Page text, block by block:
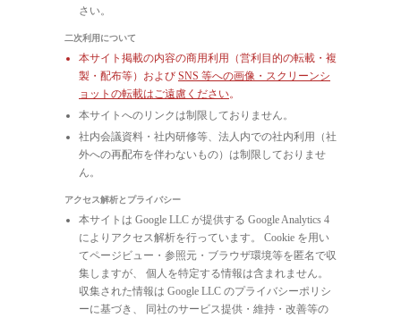
さい。
二次利用について
本サイト掲載の内容の商用利用（営利目的の転載・複
製・配布等）および SNS 等への画像・スクリーンシ
ョットの転載はご遠慮ください。
本サイトへのリンクは制限しておりません。
社内会議資料・社内研修等、法人内での社内利用（社
外への再配布を伴わないもの）は制限しておりませ
ん。
アクセス解析とプライバシー
本サイトは Google LLC が提供する Google Analytics 4
によりアクセス解析を行っています。 Cookie を用い
てページビュー・参照元・ブラウザ環境等を匿名で収
集しますが、 個人を特定する情報は含まれません。
収集された情報は Google LLC のプライバシーポリシ
ーに基づき、 同社のサービス提供・維持・改善等の